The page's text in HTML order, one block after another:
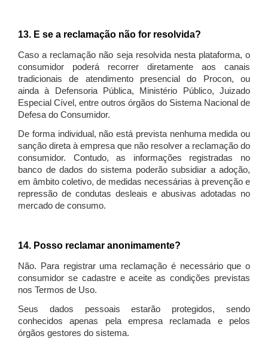
13. E se a reclamação não for resolvida?
Caso a reclamação não seja resolvida nesta plataforma, o
consumidor poderá recorrer diretamente aos canais
tradicionais de atendimento presencial do Procon, ou
ainda à Defensoria Pública, Ministério Público, Juizado
Especial Cível, entre outros órgãos do Sistema Nacional de
Defesa do Consumidor.
De forma individual, não está prevista nenhuma medida ou
sanção direta à empresa que não resolver a reclamação do
consumidor. Contudo, as informações registradas no
banco de dados do sistema poderão subsidiar a adoção,
em âmbito coletivo, de medidas necessárias à prevenção e
repressão de condutas desleais e abusivas adotadas no
mercado de consumo.
14. Posso reclamar anonimamente?
Não. Para registrar uma reclamação é necessário que o
consumidor se cadastre e aceite as condições previstas
nos Termos de Uso.
Seus dados pessoais estarão protegidos, sendo
conhecidos apenas pela empresa reclamada e pelos
órgãos gestores do sistema.